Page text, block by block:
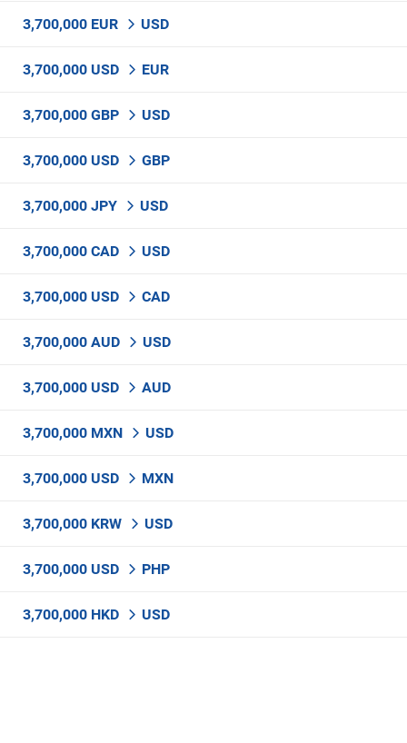
3,700,000 EUR USD
3,700,000 USD EUR
3,700,000 GBP USD
3,700,000 USD GBP
3,700,000 JPY USD
3,700,000 CAD USD
3,700,000 USD CAD
3,700,000 AUD USD
3,700,000 USD AUD
3,700,000 MXN USD
3,700,000 USD MXN
3,700,000 KRW USD
3,700,000 USD PHP
3,700,000 HKD USD